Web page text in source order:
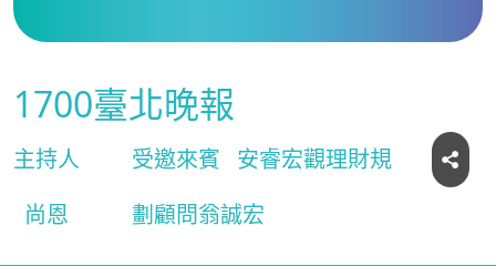
1700臺北晚報
主持人
尚恩
受邀來賓
安睿宏觀理財規
劃顧問翁誠宏